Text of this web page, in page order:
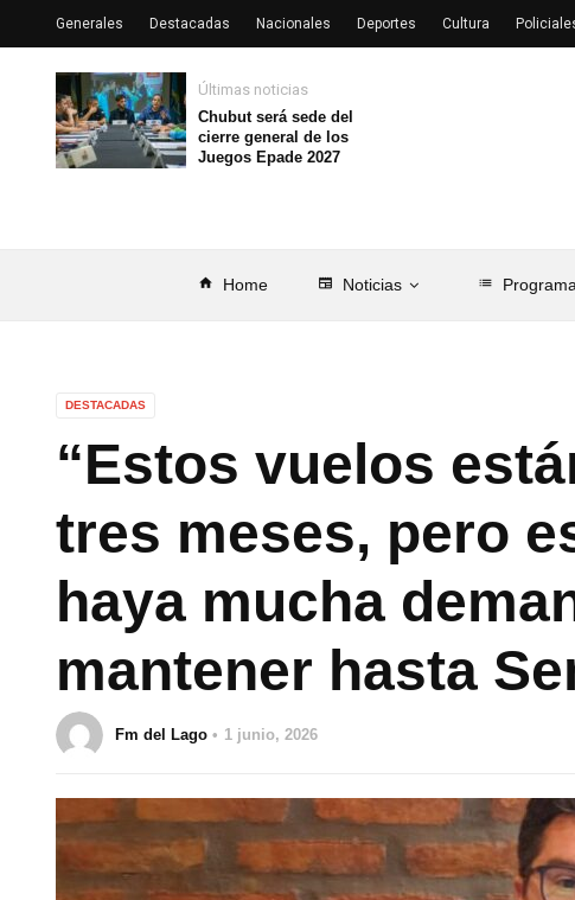
home Home newspaper Noticias list
Últimas noticias
Chubut será sede del
cierre general de los
Juegos Epade 2027
Generales Destacadas Nacionales Deportes Cultura
DESTACADAS
“Estos vuelos
tres meses, pero
haya mucha
mantener hasta
Fm del Lago 1 junio, 2026